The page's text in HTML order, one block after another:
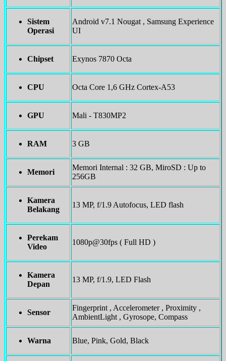
Sistem
Operasi
Android v7.1 Nougat , Samsung Experience
UI
Chipset Exynos 7870 Octa
CPU Octa Core 1,6 GHz Cortex-A53
GPU Mali - T830MP2
RAM 3 GB
Memori
Memori Internal : 32 GB, MiroSD : Up to
256GB
Kamera
Belakang
13 MP, f/1.9 Autofocus, LED flash
Perekam
Video
1080p@30fps ( Full HD )
Kamera
Depan
13 MP, f/1.9, LED Flash
Sensor
Fingerprint , Accelerometer , Proximity ,
AmbientLight , Gyrosope, Compass
Warna Blue, Pink, Gold, Black